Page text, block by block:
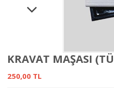
KRAVAT MAŞASI
250,00 TL